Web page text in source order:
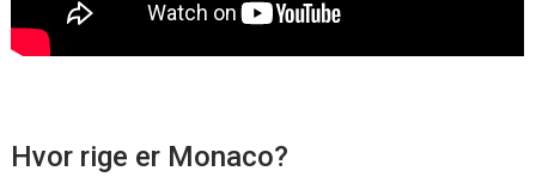
Hvor rige er Monaco?